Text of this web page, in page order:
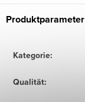
Produktparameter
Kategorie:
Qualität: